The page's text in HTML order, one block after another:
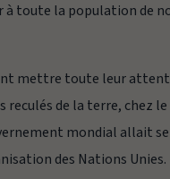
à toute la population de
mettre toute leur
reculés de la terre, chez le
mondial allait se
des Nations Unies.